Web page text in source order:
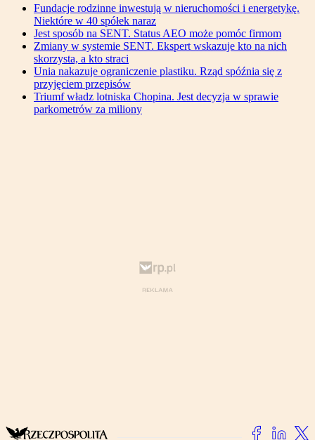
Fundacje rodzinne inwestują w nieruchomości i energetykę.
Niektóre w 40 spółek naraz
Jest sposób na SENT. Status AEO może pomóc firmom
Zmiany w systemie SENT. Ekspert wskazuje kto na nich
skorzysta, a kto straci
Unia nakazuje ograniczenie plastiku. Rząd spóźnia się z
przyjęciem przepisów
Triumf władz lotniska Chopina. Jest decyzja w sprawie
parkometrów za miliony